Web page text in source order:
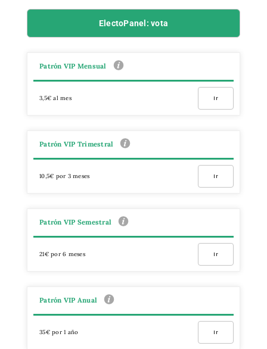
ElectoPanel: vota
Patrón VIP Mensual
3,5€ al mes Ir
Patrón VIP Trimestral
10,5€ por 3 meses Ir
Patrón VIP Semestral
21€ por 6 meses Ir
Patrón VIP Anual
35€ por 1 año Ir